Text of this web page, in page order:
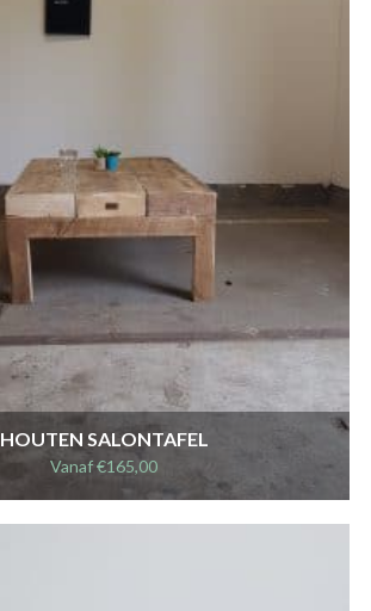
HOUTEN SALONTAFEL
Vanaf€165,00